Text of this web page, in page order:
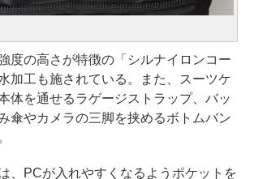
度の高さが特徴の「シルナイロンコー
加工も施されている。また、スーツケ
体を通せるラゲージストラップ、バッ
傘やカメラの三脚を挟めるボトムバン
、PCが入れやすくなるようポケットを